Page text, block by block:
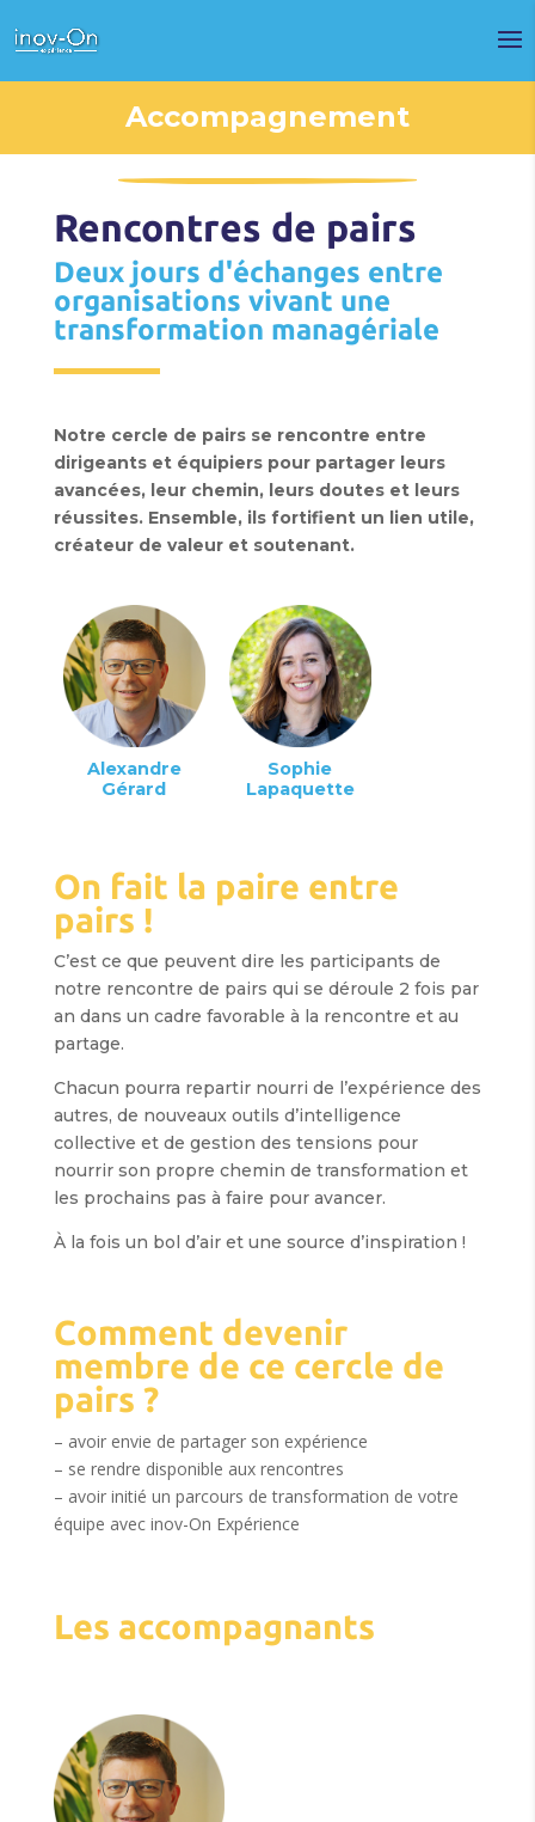
Accompagnement
Rencontres de pairs
Deux jours d'échanges entre
organisations vivant une
transformation managériale
Notre cercle de pairs se rencontre entre
dirigeants et équipiers pour partager leurs
avancées, leur chemin, leurs doutes et leurs
réussites. Ensemble, ils fortifient un lien utile,
créateur de valeur et soutenant.
Alexandre
Gérard
Sophie
Lapaquette
On fait la paire entre
pairs !
C’est ce que peuvent dire les participants de
notre rencontre de pairs qui se déroule 2 fois par
an dans un cadre favorable à la rencontre et au
partage.
Chacun pourra repartir nourri de l’expérience des
autres, de nouveaux outils d’intelligence
collective et de gestion des tensions pour
nourrir son propre chemin de transformation et
les prochains pas à faire pour avancer.
À la fois un bol d’air et une source d’inspiration !
Comment devenir
membre de ce cercle de
pairs ?
– avoir envie de partager son expérience
– se rendre disponible aux rencontres
– avoir initié un parcours de transformation de votre
équipe avec inov-On Expérience
Les accompagnants